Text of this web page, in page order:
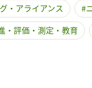
・アライアンス
・評価・測定・教育